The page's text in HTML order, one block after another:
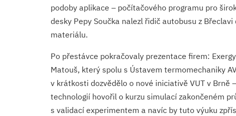
podoby aplikace – počítačového programu pro
desky Pepy Součka nalezl řidič autobusu z
materiálu.
Po přestávce pokračovaly prezentace firem:
Matouš, který spolu s Ústavem termomechaniky
v krátkosti dozvědělo o nové iniciativě VUT v
technologií hovořil o kurzu simulací zakončeném
s validací experimentem a navíc by tuto výuku